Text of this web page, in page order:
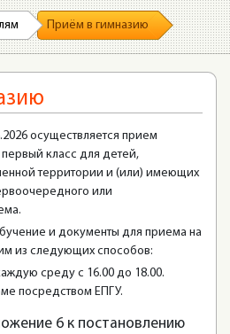
Приём в гимназию
осуществляется прием
класс для детей,
территории и (или) имеющих
или
и документы для приема на
из следующих способов:
среду с 16.00 до 18.00.
посредством ЕПГУ.
6 к постановлению